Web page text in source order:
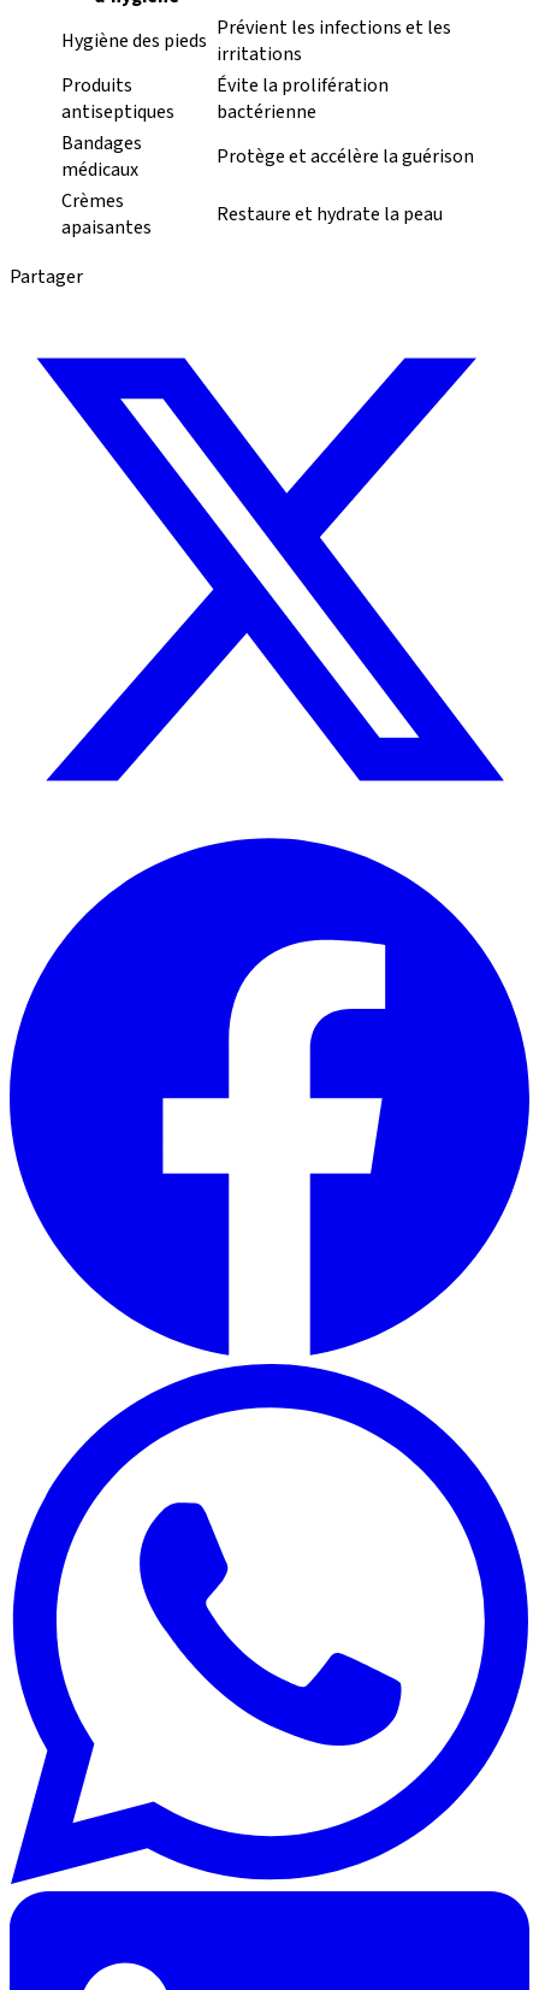
Hygiène des pieds Prévient les infections et les
irritations
Produits
antiseptiques
Évite la prolifération
bactérienne
Bandages
médicaux
Protège et accélère la guérison
Crèmes
apaisantes
Restaure et hydrate la peau
Partager